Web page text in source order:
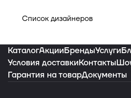
Список дизайнеров
КаталогАкцииБрендыУслуги
Условия доставкиКонтакты
Гарантия на товарДокументы